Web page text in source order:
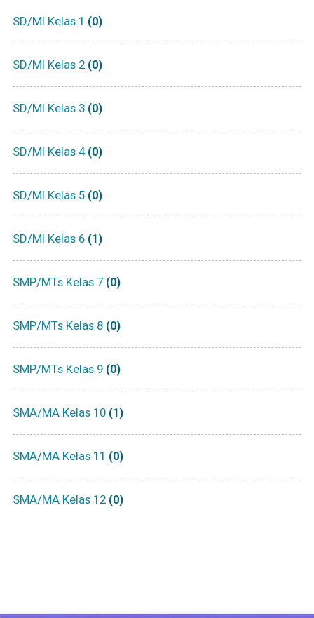
SD/MI Kelas 1 (0)
SD/MI Kelas 2 (0)
SD/MI Kelas 3 (0)
SD/MI Kelas 4 (0)
SD/MI Kelas 5 (0)
SD/MI Kelas 6 (1)
SMP/MTs Kelas 7 (0)
SMP/MTs Kelas 8 (0)
SMP/MTs Kelas 9 (0)
SMA/MA Kelas 10 (1)
SMA/MA Kelas 11 (0)
SMA/MA Kelas 12 (0)